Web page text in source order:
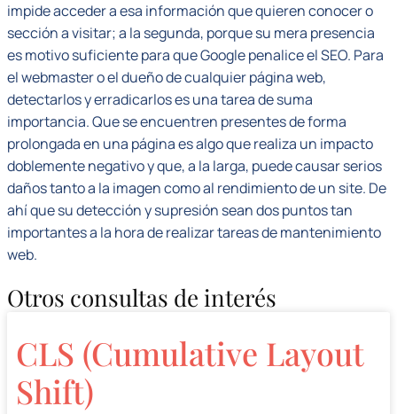
impide acceder a esa información que quieren conocer o
sección a visitar; a la segunda, porque su mera presencia
es motivo suficiente para que Google penalice el SEO. Para
el webmaster o el dueño de cualquier página web,
detectarlos y erradicarlos es una tarea de suma
importancia. Que se encuentren presentes de forma
prolongada en una página es algo que realiza un impacto
doblemente negativo y que, a la larga, puede causar serios
daños tanto a la imagen como al rendimiento de un site. De
ahí que su detección y supresión sean dos puntos tan
importantes a la hora de realizar tareas de mantenimiento
web.
Otros consultas de interés
CLS (Cumulative Layout
Shift)